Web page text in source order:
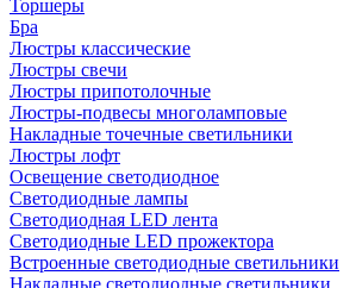
Торшеры
Бра
Люстры классические
Люстры свечи
Люстры припотолочные
Люстры-подвесы многоламповые
Накладные точечные светильники
Люстры лофт
Освещение светодиодное
Светодиодные лампы
Светодиодная LED лента
Светодиодные LED прожектора
Встроенные светодиодные светильники
Накладные светодиодные светильники